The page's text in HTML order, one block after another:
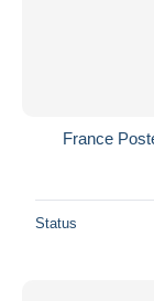
France
Status